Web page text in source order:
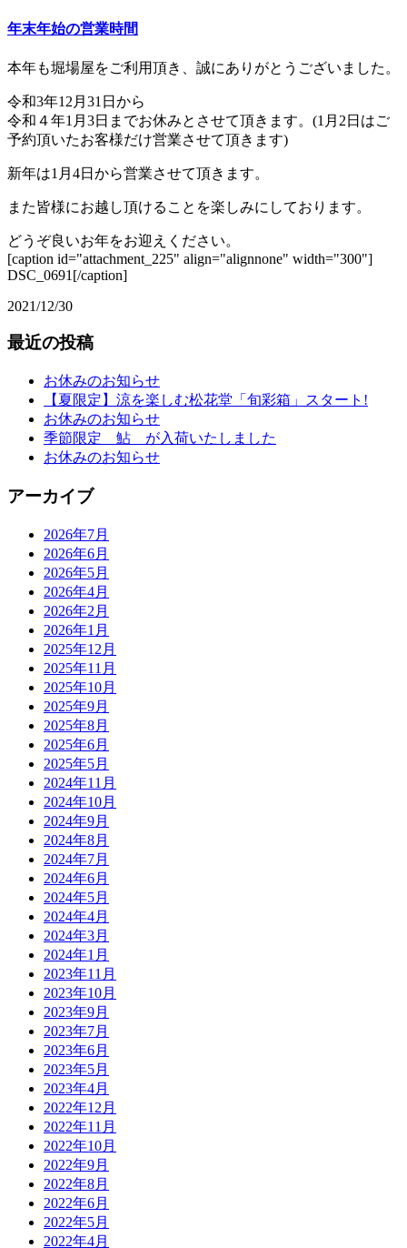
年末年始の営業時間
本年も堀場屋をご利用頂き、誠にありがとうございました。
令和3年12月31日から
令和４年1月3日までお休みとさせて頂きます。(1月2日はご
予約頂いたお客様だけ営業させて頂きます)
新年は1月4日から営業させて頂きます。
また皆様にお越し頂けることを楽しみにしております。
どうぞ良いお年をお迎えください。
[caption id="attachment_225" align="alignnone" width="300"]
DSC_0691[/caption]
2021/12/30
最近の投稿
お休みのお知らせ
【夏限定】涼を楽しむ松花堂「旬彩箱」スタート!
お休みのお知らせ
季節限定 鮎 が入荷いたしました
お休みのお知らせ
アーカイブ
2026年7月
2026年6月
2026年5月
2026年4月
2026年2月
2026年1月
2025年12月
2025年11月
2025年10月
2025年9月
2025年8月
2025年6月
2025年5月
2024年11月
2024年10月
2024年9月
2024年8月
2024年7月
2024年6月
2024年5月
2024年4月
2024年3月
2024年1月
2023年11月
2023年10月
2023年9月
2023年7月
2023年6月
2023年5月
2023年4月
2022年12月
2022年11月
2022年10月
2022年9月
2022年8月
2022年6月
2022年5月
2022年4月